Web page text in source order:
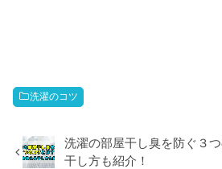
洗濯のコツ
洗濯の部屋干し臭を防ぐ３
干し方も紹介！